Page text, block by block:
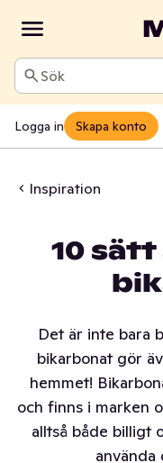
Sök
Logga in Skapa konto
Inspiration
10
Det är inte bara
bikarbonat gör
hemmet!
och finns i marken
alltså både billigt